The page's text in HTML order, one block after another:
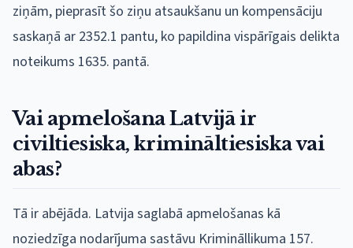
ziņām, pieprasīt šo ziņu atsaukšanu un kompensāciju
saskaņā ar 2352.1 pantu, ko papildina vispārīgais delikta
noteikums 1635. pantā.
Vai apmelošana Latvijā ir
civiltiesiska, krimināltiesiska vai
abas?
Tā ir abējāda. Latvija saglabā apmelošanas kā
noziedzīga nodarījuma sastāvu Krimināllikuma 157.